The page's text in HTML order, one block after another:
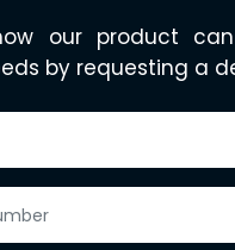
our product
by requesting a